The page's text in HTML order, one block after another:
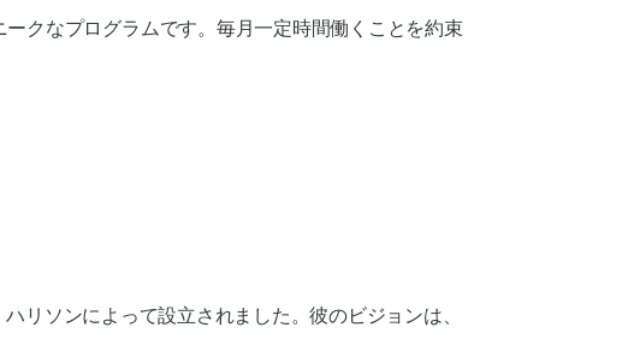
クなプログラムです。毎月一定時間働くことを約束
リソンによって設立されました。彼のビジョンは、